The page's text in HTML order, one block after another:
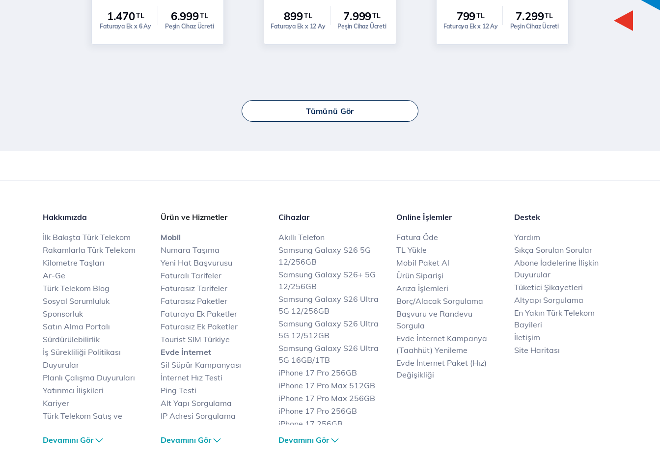
1.470TL
Faturaya Ek x 6 Ay
6.999TL
Peşin Cihaz Ücreti
899TL
Faturaya Ek x 12 Ay
7.999TL
Peşin Cihaz Ücreti
799TL
Faturaya Ek x 12 Ay
7.299TL
Peşin Cihaz Ücreti
Tümünü Gör
Hakkımızda
İlk Bakışta Türk Telekom
Rakamlarla Türk Telekom
Kilometre Taşları
Ar-Ge
Türk Telekom Blog
Sosyal Sorumluluk
Sponsorluk
Satın Alma Portalı
Sürdürülebilirlik
İş Sürekliliği Politikası
Duyurular
Planlı Çalışma Duyuruları
Yatırımcı İlişkileri
Kariyer
Türk Telekom Satış ve
Türk Telekom Finansal
Devamını Gör
Ürün ve Hizmetler
Mobil
Numara Taşıma
Yeni Hat Başvurusu
Faturalı Tarifeler
Faturasız Tarifeler
Faturasız Paketler
Faturaya Ek Paketler
Faturasız Ek Paketler
Tourist SIM Türkiye
Evde İnternet
Sil Süpür Kampanyası
İnternet Hız Testi
Ping Testi
Alt Yapı Sorgulama
IP Adresi Sorgulama
Avantajlı İnternet
Devamını Gör
Cihazlar
Akıllı Telefon
Samsung Galaxy S26 5G
12/256GB
Samsung Galaxy S26+ 5G
12/256GB
Samsung Galaxy S26 Ultra
5G 12/256GB
Samsung Galaxy S26 Ultra
5G 12/512GB
Samsung Galaxy S26 Ultra
5G 16GB/1TB
iPhone 17 Pro 256GB
iPhone 17 Pro Max 512GB
iPhone 17 Pro Max 256GB
iPhone 17 Pro 256GB
iPhone 17 256GB
iPhone 17 Air 256GB
Devamını Gör
Online İşlemler
Fatura Öde
TL Yükle
Mobil Paket Al
Ürün Siparişi
Arıza İşlemleri
Borç/Alacak Sorgulama
Başvuru ve Randevu
Sorgula
Evde İnternet Kampanya
(Taahhüt) Yenileme
Evde İnternet Paket (Hız)
Değişikliği
Destek
Yardım
Sıkça Sorulan Sorular
Abone İadelerine İlişkin
Duyurular
Tüketici Şikayetleri
Altyapı Sorgulama
En Yakın Türk Telekom
Bayileri
İletişim
Site Haritası